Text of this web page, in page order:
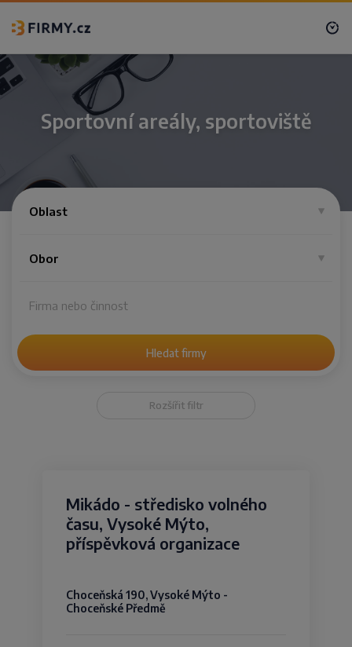
Sportovní areály, sportoviště
Oblast
Obor
Hledat firmy
Rozšířit filtr
Mikádo - středisko volného
času, Vysoké Mýto,
příspěvková organizace
Choceňská 190, Vysoké Mýto -
Choceňské Předmě